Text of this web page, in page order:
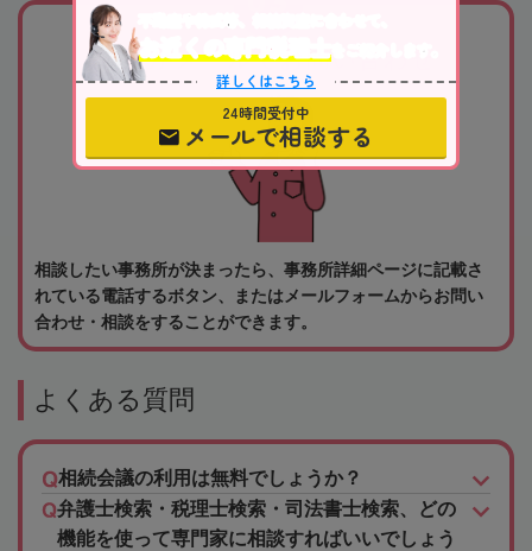
電話かメールでお問い合わせ
相談したい事務所が決まったら、事務所詳細ページに記載さ
れている電話するボタン、またはメールフォームからお問い
合わせ・相談をすることができます。
よくある質問
相続会議の利用は無料でしょうか？
弁護士検索・税理士検索・司法書士検索、どの
機能を使って専門家に相談すればいいでしょう
不動産や株式等、相続資産に合わせて、
お近くの専門税理士
をご紹介します。
詳しくはこちら
24時間受付中
メールで相談する